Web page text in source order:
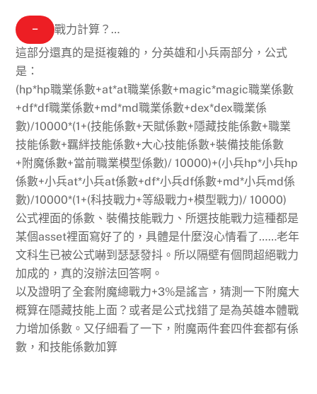
−
戰力計算？…
這部分還真的是挺複雜的，分英雄和小兵兩部分，公式
是：
(hp*hp職業係數+at*at職業係數+magic*magic職業係數
+df*df職業係數+md*md職業係數+dex*dex職業係
數)/10000*(1+(技能係數+天賦係數+隱藏技能係數+職業
技能係數+羈絆技能係數+大心技能係數+裝備技能係數
+附魔係數+當前職業模型係數)/ 10000)+(小兵hp*小兵hp
係數+小兵at*小兵at係數+df*小兵df係數+md*小兵md係
數)/10000*(1+(科技戰力+等級戰力+模型戰力)/ 10000)
公式裡面的係數、裝備技能戰力、所選技能戰力這種都是
某個asset裡面寫好了的，具體是什麼沒心情看了……老年
文科生已被公式嚇到瑟瑟發抖。所以隔壁有個問超絕戰力
加成的，真的沒辦法回答啊。
以及證明了全套附魔總戰力+3%是謠言，猜測一下附魔大
概算在隱藏技能上面？ 或者是公式找錯了是為英雄本體戰
力增加係數。 又仔細看了一下，附魔兩件套四件套都有係
數，和技能係數加算